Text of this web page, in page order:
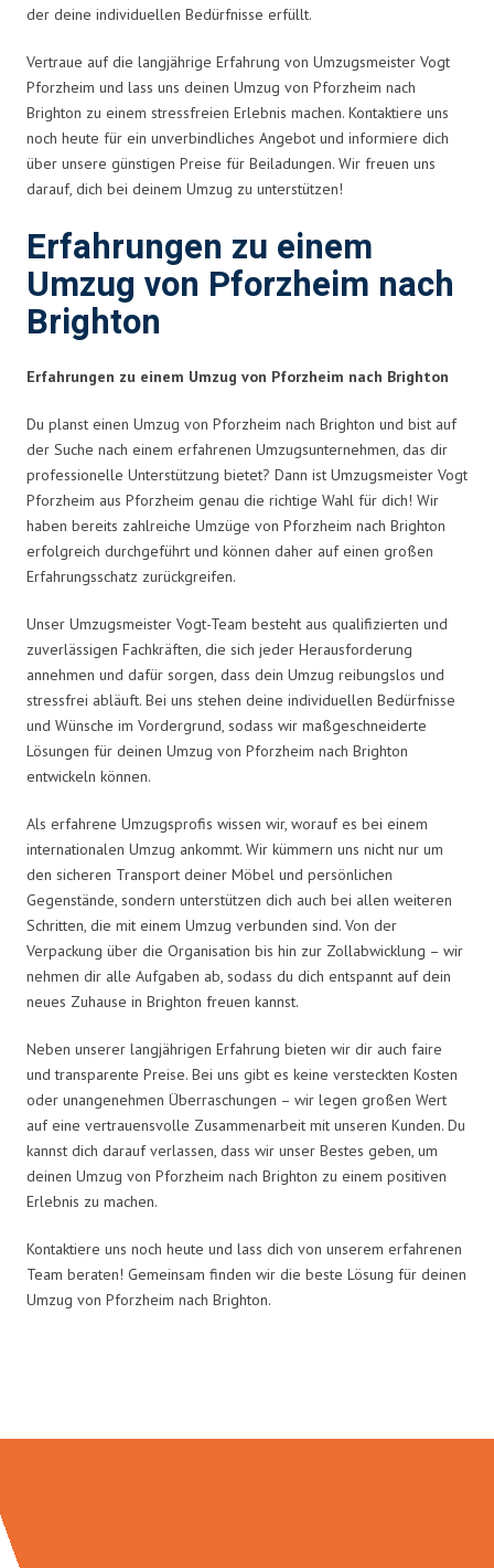
der deine individuellen Bedürfnisse erfüllt.
Vertraue auf die langjährige Erfahrung von Umzugsmeister Vogt
Pforzheim und lass uns deinen Umzug von Pforzheim nach
Brighton zu einem stressfreien Erlebnis machen. Kontaktiere uns
noch heute für ein unverbindliches Angebot und informiere dich
über unsere günstigen Preise für Beiladungen. Wir freuen uns
darauf, dich bei deinem Umzug zu unterstützen!
Erfahrungen zu einem
Umzug von Pforzheim nach
Brighton
Erfahrungen zu einem Umzug von Pforzheim nach Brighton
Du planst einen Umzug von Pforzheim nach Brighton und bist auf
der Suche nach einem erfahrenen Umzugsunternehmen, das dir
professionelle Unterstützung bietet? Dann ist Umzugsmeister Vogt
Pforzheim aus Pforzheim genau die richtige Wahl für dich! Wir
haben bereits zahlreiche Umzüge von Pforzheim nach Brighton
erfolgreich durchgeführt und können daher auf einen großen
Erfahrungsschatz zurückgreifen.
Unser Umzugsmeister Vogt-Team besteht aus qualifizierten und
zuverlässigen Fachkräften, die sich jeder Herausforderung
annehmen und dafür sorgen, dass dein Umzug reibungslos und
stressfrei abläuft. Bei uns stehen deine individuellen Bedürfnisse
und Wünsche im Vordergrund, sodass wir maßgeschneiderte
Lösungen für deinen Umzug von Pforzheim nach Brighton
entwickeln können.
Als erfahrene Umzugsprofis wissen wir, worauf es bei einem
internationalen Umzug ankommt. Wir kümmern uns nicht nur um
den sicheren Transport deiner Möbel und persönlichen
Gegenstände, sondern unterstützen dich auch bei allen weiteren
Schritten, die mit einem Umzug verbunden sind. Von der
Verpackung über die Organisation bis hin zur Zollabwicklung – wir
nehmen dir alle Aufgaben ab, sodass du dich entspannt auf dein
neues Zuhause in Brighton freuen kannst.
Neben unserer langjährigen Erfahrung bieten wir dir auch faire
und transparente Preise. Bei uns gibt es keine versteckten Kosten
oder unangenehmen Überraschungen – wir legen großen Wert
auf eine vertrauensvolle Zusammenarbeit mit unseren Kunden. Du
kannst dich darauf verlassen, dass wir unser Bestes geben, um
deinen Umzug von Pforzheim nach Brighton zu einem positiven
Erlebnis zu machen.
Kontaktiere uns noch heute und lass dich von unserem erfahrenen
Team beraten! Gemeinsam finden wir die beste Lösung für deinen
Umzug von Pforzheim nach Brighton.